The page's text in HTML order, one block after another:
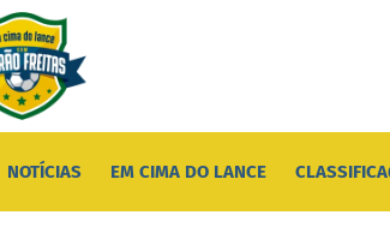
NOTÍCIAS EM CIMA DO LANCE